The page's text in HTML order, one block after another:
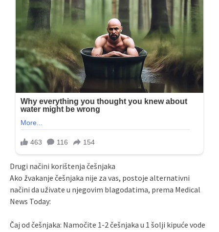
Drugi načini korištenja češnjaka
Ako žvakanje češnjaka nije za vas, postoje alternativni
načini da uživate u njegovim blagodatima, prema Medical
News Today:
Čaj od češnjaka: Namočite 1-2 češnjaka u 1 šolji kipuće vode